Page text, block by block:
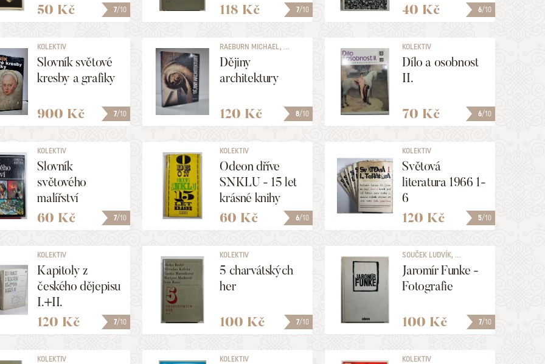
7/10
50 Kč 7/10
118 Kč 6/10
40 Kč
7/10
KOLEKTIV
Slovník světové
kresby a grafiky
900 Kč 8/10
RAEBURN MICHAEL, ...
Dějiny
architektury
120 Kč 6/10
KOLEKTIV
Dílo a osobnost
II.
70 Kč
7/10
KOLEKTIV
Slovník
světového
malířství
60 Kč 6/10
KOLEKTIV
Odeon dříve
SNKLU - 15 let
krásné knihy
60 Kč 5/10
KOLEKTIV
Světová
literatura 1966 1-
6
120 Kč
7/10
KOLEKTIV
Kapitoly z
českého dějepisu
I.+II.
120 Kč 7/10
KOLEKTIV
5 charvátských
her
100 Kč 7/10
SOUČEK LUDVÍK, ...
Jaromír Funke -
Fotografie
100 Kč
KOLEKTIV KOLEKTIV KOLEKTIV